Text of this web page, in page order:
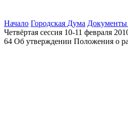
Начало Городская Дума
Четвёртая сессия 10-11 февраля
64 Об утверждении Положения о